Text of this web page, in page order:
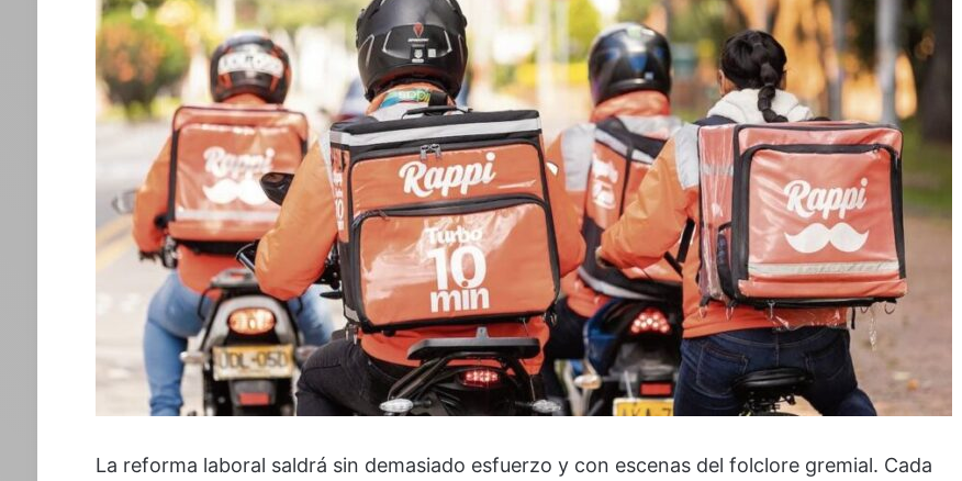
La reforma laboral saldrá sin demasiado esfuerzo y con escenas del folclore gremial. Cada